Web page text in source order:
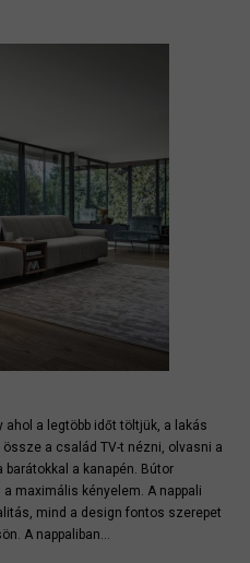
ahol a legtöbb időt töltjük, a lakás
a család TV-t nézni, olvasni a
a kanapén. Bútor
maximális kényelem. A nappali
mind a design fontos szerepet
A nappaliban...